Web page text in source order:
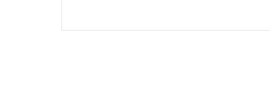
desde el inicio de la